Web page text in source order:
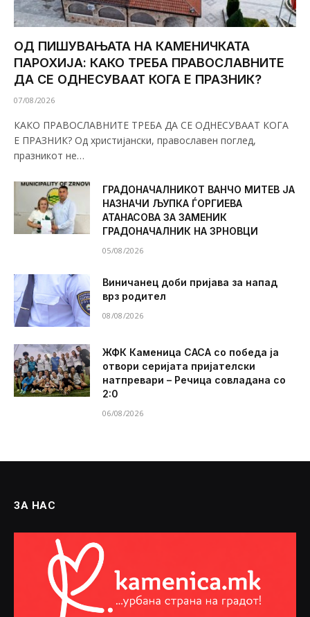
ОД ПИШУВАЊАТА НА КАМЕНИЧКАТА
ПАРОХИЈА: КАКО ТРЕБА ПРАВОСЛАВНИТЕ
ДА СЕ ОДНЕСУВААТ КОГА Е ПРАЗНИК?
07/08/2026
КАКО ПРАВОСЛАВНИТЕ ТРЕБА ДА СЕ ОДНЕСУВААТ КОГА
Е ПРАЗНИК? Од христијански, православен поглед,
празникот не…
ГРАДОНАЧАЛНИКОТ ВАНЧО МИТЕВ ЈА
НАЗНАЧИ ЉУПКА ЃОРГИЕВА
АТАНАСОВА ЗА ЗАМЕНИК
ГРАДОНАЧАЛНИК НА ЗРНОВЦИ
05/08/2026
Виничанец доби пријава за напад
врз родител
08/08/2026
ЖФК Каменица САСА со победа ја
отвори серијата пријателски
натпревари – Речица совладана со
2:0
06/08/2026
ЗА НАС